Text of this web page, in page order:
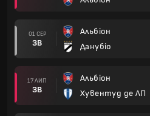
01 СЕР
ЗВ
Альбіон
Данубіо
17 ЛИП
ЗВ
Альбіон
Хувентуд де ЛП